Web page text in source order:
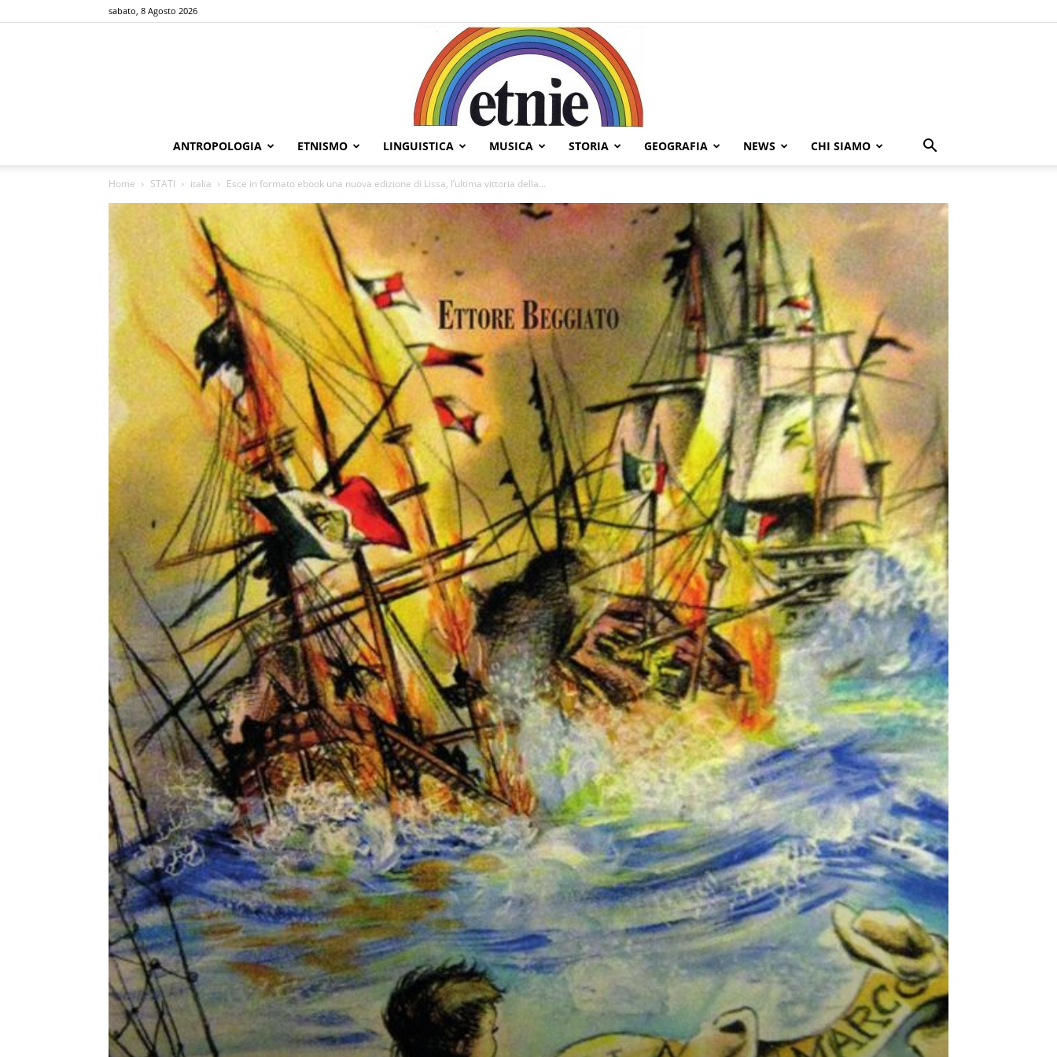
sabato, 8 Agosto 2026
Etnie
ANTROPOLOGIA ETNISMO LINGUISTICA MUSICA STORIA GEOGRAFIA NEWS CHI SIAMO
Home STATI italia Esce in formato ebook una nuova edizione di Lissa, l’ultima vittoria della...